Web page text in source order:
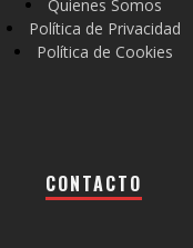
Quienes Somos
Política de Privacidad
Política de Cookies
CONTACTO